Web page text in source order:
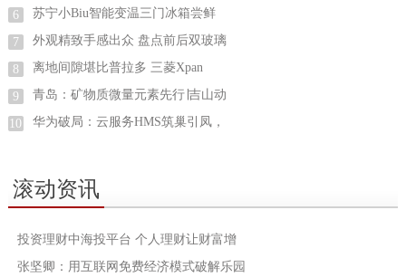
6 苏宁小Biu智能变温三门冰箱尝鲜
7 外观精致手感出众 盘点前后双玻璃
8 离地间隙堪比普拉多 三菱Xpan
9 青岛：矿物质微量元素先行∣吉山动
10 华为破局：云服务HMS筑巢引凤，
滚动资讯
投资理财中海投平台 个人理财让财富增
张坚卿：用互联网免费经济模式破解乐园